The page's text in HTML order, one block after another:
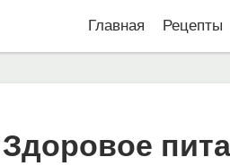
Главная Рецепты
Здоровое